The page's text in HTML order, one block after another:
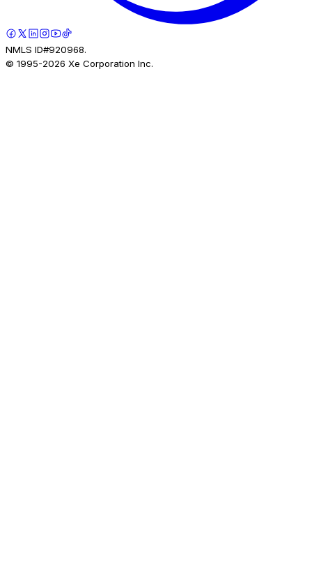
NMLS ID#920968.
© 1995-2026 Xe Corporation Inc.